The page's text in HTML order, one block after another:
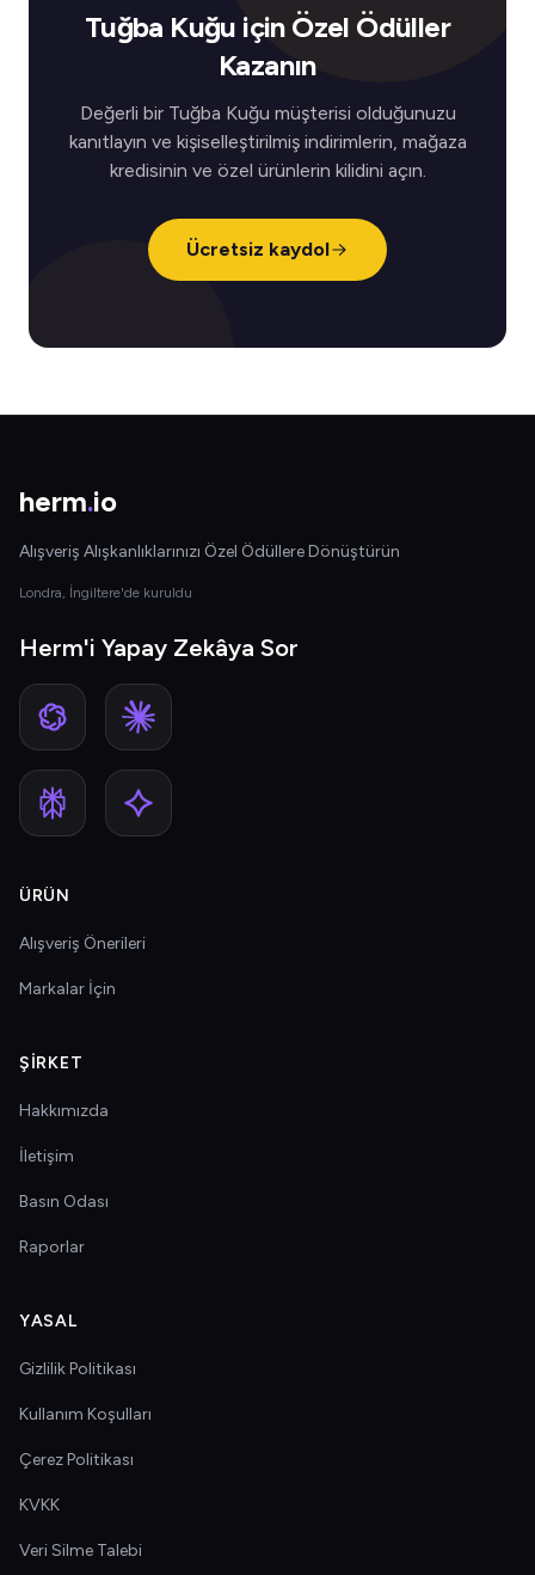
Tuğba Kuğu için Özel Ödüller
Kazanın
Değerli bir Tuğba Kuğu müşterisi olduğunuzu
kanıtlayın ve kişiselleştirilmiş indirimlerin, mağaza
kredisinin ve özel ürünlerin kilidini açın.
Ücretsiz kaydol
herm.io
Alışveriş Alışkanlıklarınızı Özel Ödüllere Dönüştürün
Londra, İngiltere'de kuruldu
Herm'i Yapay Zekâya Sor
ÜRÜN
Alışveriş Önerileri
Markalar İçin
ŞIRKET
Hakkımızda
İletişim
Basın Odası
Raporlar
YASAL
Gizlilik Politikası
Kullanım Koşulları
Çerez Politikası
KVKK
Veri Silme Talebi